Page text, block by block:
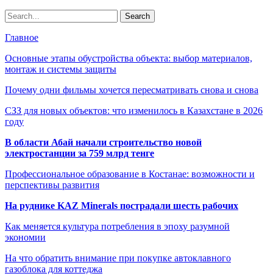
Главное
Основные этапы обустройства объекта: выбор материалов,
монтаж и системы защиты
Почему одни фильмы хочется пересматривать снова и снова
СЗЗ для новых объектов: что изменилось в Казахстане в 2026
году
В области Абай начали строительство новой
электростанции за 759 млрд тенге
Профессиональное образование в Костанае: возможности и
перспективы развития
На руднике KAZ Minerals пострадали шесть рабочих
Как меняется культура потребления в эпоху разумной
экономии
На что обратить внимание при покупке автоклавного
газоблока для коттеджа